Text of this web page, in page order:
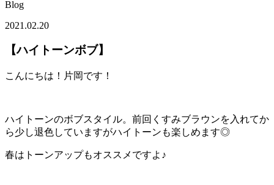
Blog
2021.02.20
【ハイトーンボブ】
こんにちは！片岡です！
ハイトーンのボブスタイル。前回くすみブラウンを入れてか
ら少し退色していますがハイトーンも楽しめます◎
春はトーンアップもオススメですよ♪